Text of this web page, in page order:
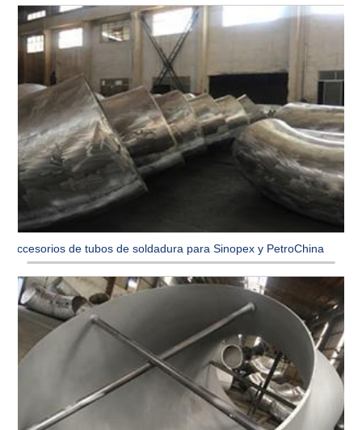
Accesorios de tubos de soldadura para Sinopex y PetroChina